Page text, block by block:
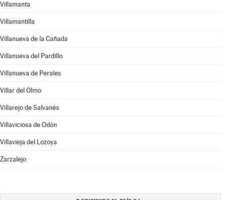
Villamanta
Villamantilla
Villanueva de la Cañada
Villanueva del Pardillo
Villanueva de Perales
Villar del Olmo
Villarejo de Salvanés
Villaviciosa de Odón
Villavieja del Lozoya
Zarzalejo